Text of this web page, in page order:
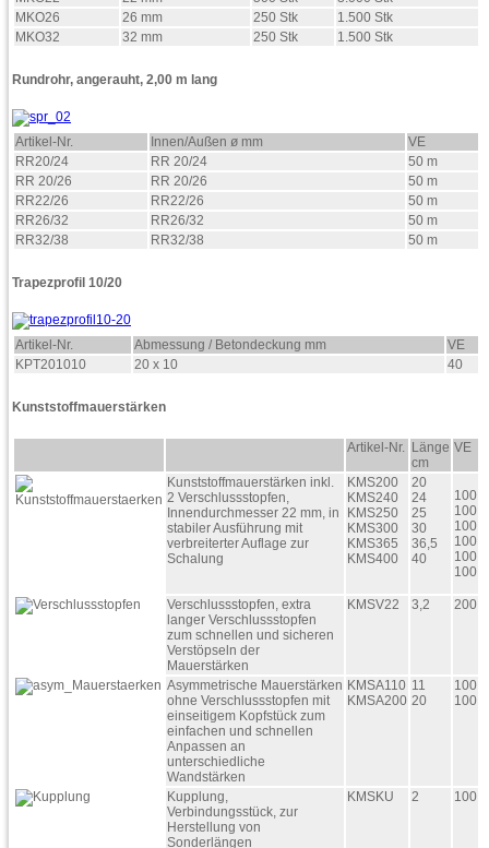
MKO26
26 mm 250 Stk
1.500 Stk
MKO32
32 mm 250 Stk 1.500 Stk
Rundrohr, angerauht, 2,00 m lang
Artikel-Nr. Innen/Außen ø mm
VE
RR20/24
RR 20/24
50 m
RR 20/26
RR 20/26
50 m
RR22/26
RR22/26
50 m
RR26/32
RR26/32
50 m
RR32/38
RR32/38 50 m
Trapezprofil 10/20
Artikel-Nr. Abmessung / Betondeckung mm
VE
KPT201010
20 x 10 40
Kunststoffmauerstärken
Artikel-Nr.
Länge
cm
VE
Kunststoffmauerstärken inkl.
2 Verschlussstopfen,
Innendurchmesser 22 mm, in
stabiler Ausführung mit
verbreiterter Auflage zur
Schalung
KMS200
KMS240
KMS250
KMS300
KMS365
KMS400
20
24
25
30
36,5
40
100
100
100
100
100
100
Verschlussstopfen, extra
langer Verschlussstopfen
zum schnellen und sicheren
Verstöpseln der
Mauerstärken
KMSV22 3,2 200
Asymmetrische Mauerstärken
ohne Verschlussstopfen mit
einseitigem Kopfstück zum
einfachen und schnellen
Anpassen an
unterschiedliche
Wandstärken
KMSA110
KMSA200
11
20
100
100
Kupplung,
Verbindungsstück, zur
Herstellung von
Sonderlängen
KMSKU 2 100